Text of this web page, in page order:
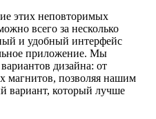
этих неповторимых
всего за несколько
и удобный интерфейс
приложение. Мы
дизайна: от
магнитов, позволяя нашим
вариант, который лучше